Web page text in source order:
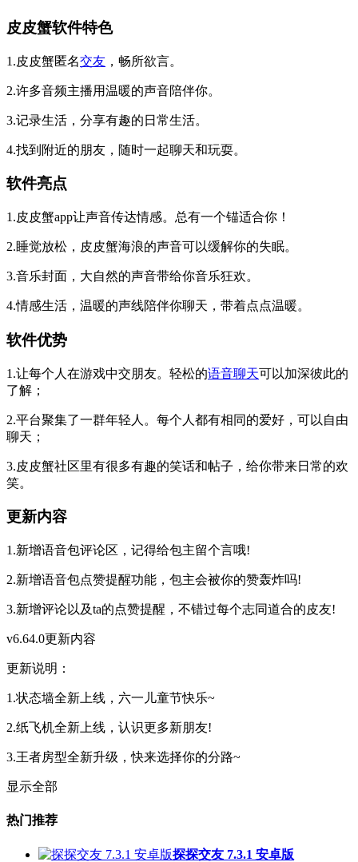
皮皮蟹软件特色
1.皮皮蟹匿名交友 ，畅所欲言。
2.许多音频主播用温暖的声音陪伴你。
3.记录生活，分享有趣的日常生活。
4.找到附近的朋友，随时一起聊天和玩耍。
软件亮点
1.皮皮蟹app让声音传达情感。总有一个锚适合你！
2.睡觉放松，皮皮蟹海浪的声音可以缓解你的失眠。
3.音乐封面，大自然的声音带给你音乐狂欢。
4.情感生活，温暖的声线陪伴你聊天，带着点点温暖。
软件优势
1.让每个人在游戏中交朋友。轻松的语音聊天可以加深彼此的
了解；
2.平台聚集了一群年轻人。每个人都有相同的爱好，可以自由
聊天；
3.皮皮蟹社区里有很多有趣的笑话和帖子，给你带来日常的欢
笑。
更新内容
1.新增语音包评论区，记得给包主留个言哦!
2.新增语音包点赞提醒功能，包主会被你的赞轰炸吗!
3.新增评论以及ta的点赞提醒，不错过每个志同道合的皮友!
v6.64.0更新内容
更新说明：
1.状态墙全新上线，六一儿童节快乐~
2.纸飞机全新上线，认识更多新朋友!
3.王者房型全新升级，快来选择你的分路~
显示全部
热门推荐
探探交友 7.3.1 安卓版